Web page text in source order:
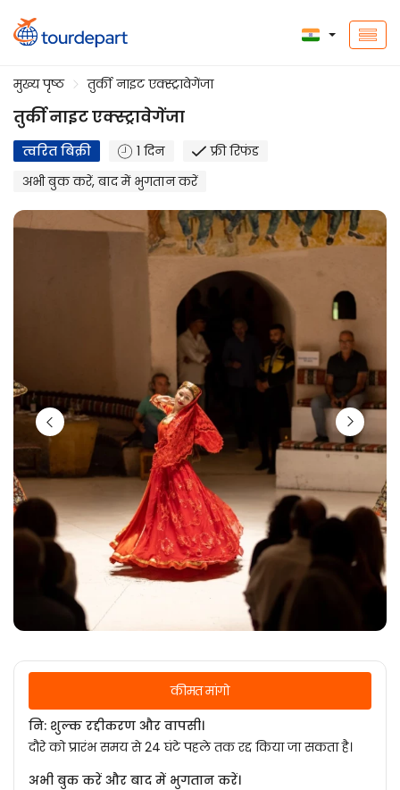
मुख्य पृष्ठ तुर्की नाइट एक्स्ट्रावेगेंजा
तुर्की नाइट एक्स्ट्रावेगेंजा
त्वरित बिक्री 1 दिन
फ्री रिफंड
अभी बुक करें, बाद में भुगतान करें
कीमत मांगो
नि: शुल्क रद्दीकरण और वापसी।
दौरे को प्रारंभ समय से 24 घंटे पहले तक रद्द किया जा सकता है।
अभी बुक करें और बाद में भुगतान करें।